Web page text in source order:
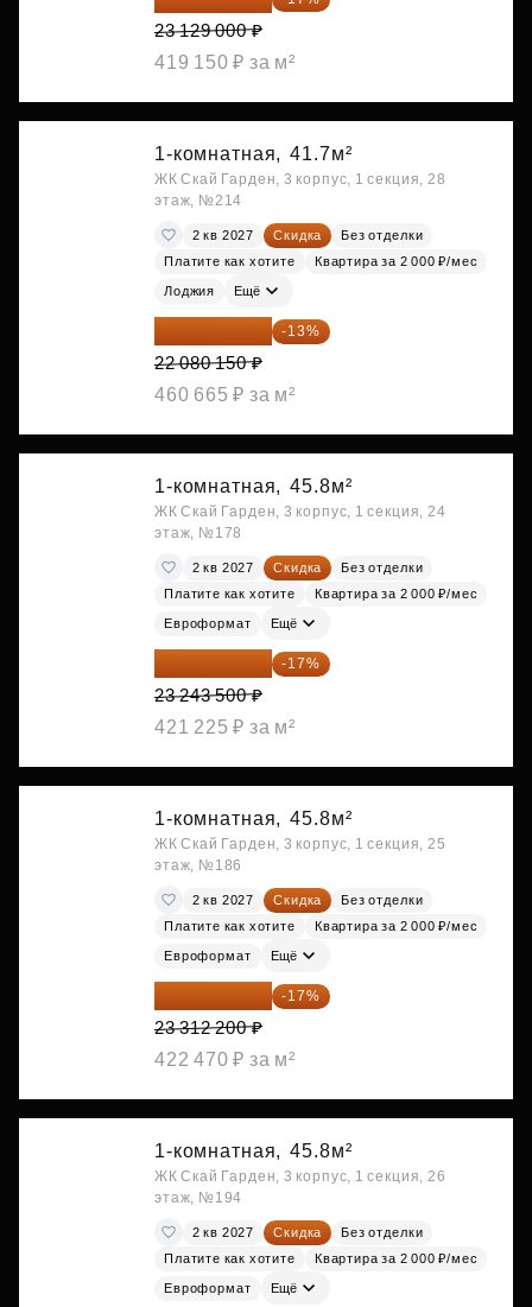
23 129 000 ₽
419 150 ₽ за м²
1-комнатная, 41.7м²
ЖК Скай Гарден, 3 корпус, 1 секция, 28
этаж, №214
2 кв 2027 Скидка
Без отделки
Платите как хотите
Квартира за 2 000 ₽/мес
Лоджия Ещё
19 209 731 ₽ -13%
22 080 150 ₽
460 665 ₽ за м²
1-комнатная, 45.8м²
ЖК Скай Гарден, 3 корпус, 1 секция, 24
этаж, №178
2 кв 2027 Скидка
Без отделки
Платите как хотите
Квартира за 2 000 ₽/мес
Евроформат Ещё
19 292 105 ₽ -17%
23 243 500 ₽
421 225 ₽ за м²
1-комнатная, 45.8м²
ЖК Скай Гарден, 3 корпус, 1 секция, 25
этаж, №186
2 кв 2027 Скидка
Без отделки
Платите как хотите
Квартира за 2 000 ₽/мес
Евроформат Ещё
19 349 126 ₽ -17%
23 312 200 ₽
422 470 ₽ за м²
1-комнатная, 45.8м²
ЖК Скай Гарден, 3 корпус, 1 секция, 26
этаж, №194
2 кв 2027 Скидка
Без отделки
Платите как хотите
Квартира за 2 000 ₽/мес
Евроформат Ещё